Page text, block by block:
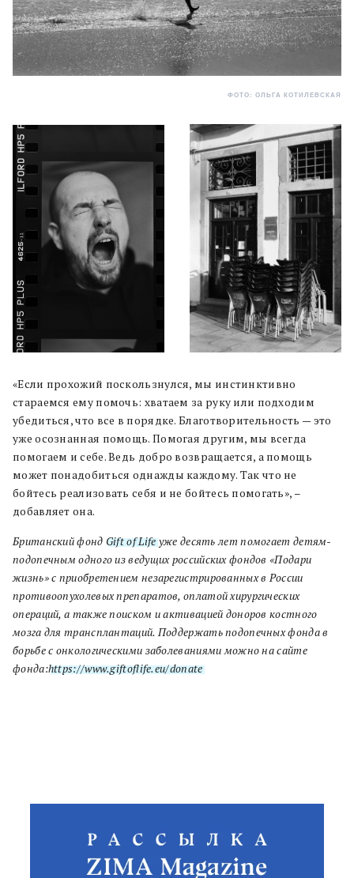
ФОТО: ОЛЬГА КОТИЛЕВСКАЯ
«Если прохожий поскользнулся, мы инстинктивно
стараемся ему помочь: хватаем за руку или подходим
убедиться, что все в порядке. Благотворительность — это
уже осознанная помощь. Помогая другим, мы всегда
помогаем и себе. Ведь добро возвращается, а помощь
может понадобиться однажды каждому. Так что не
бойтесь реализовать себя и не бойтесь помогать», –
добавляет она.
Британский фонд Gift of Lifeуже десять лет помогает детям-
подопечным одного из ведущих российских фондов «Подари
жизнь» c приобретением незарегистрированных в России
противоопухолевых препаратов, оплатой хирургических
операций, а также поиском и активацией доноров костного
мозга для трансплантаций. Поддержать подопечных фонда в
борьбе с онкологическими заболеваниями можно на сайте
фонда:https://www.giftoflife.eu/donate